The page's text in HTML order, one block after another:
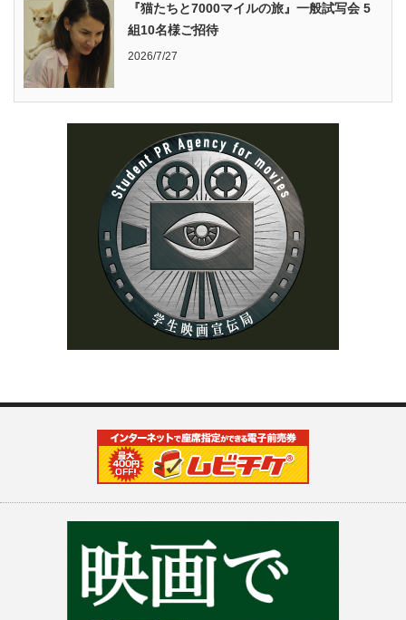
『猫たちと7000マイルの旅』一般試写会 5
組10名様ご招待
2026/7/27